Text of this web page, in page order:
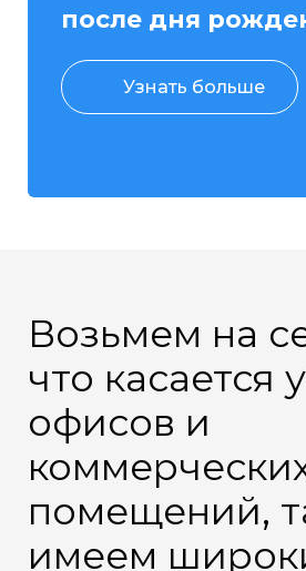
после дня
Узнать больше
Возьмем на
что касается
офисов и
помещений,
имеем